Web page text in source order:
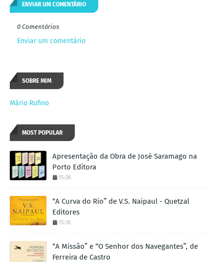
ENVIAR UM COMENTÁRIO
0 Comentários
Enviar um comentário
SOBRE MIM
Mário Rufino
MOST POPULAR
Apresentação da Obra de José Saramago na
Porto Editora
15:28
“A Curva do Rio” de V.S. Naipaul - Quetzal
Editores
15:35
“A Missão” e “O Senhor dos Navegantes”, de
Ferreira de Castro